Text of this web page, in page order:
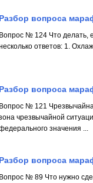
Разбор вопроса
Вопрос № 124 Что делать,
ответов: 1.
Разбор вопроса
Вопрос № 121
чрезвычайной
значения ...
Разбор вопроса
Вопрос № 89 Что нужно